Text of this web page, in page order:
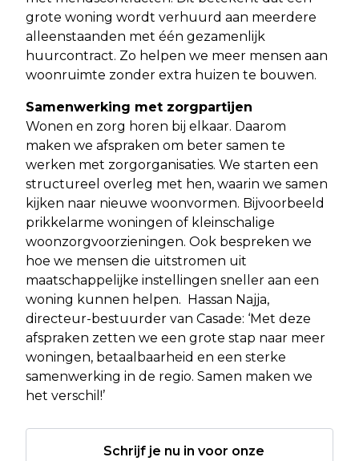
grote woning wordt verhuurd aan meerdere
alleenstaanden met één gezamenlijk
huurcontract. Zo helpen we meer mensen aan
woonruimte zonder extra huizen te bouwen.
Samenwerking met zorgpartijen
Wonen en zorg horen bij elkaar. Daarom
maken we afspraken om beter samen te
werken met zorgorganisaties. We starten een
structureel overleg met hen, waarin we samen
kijken naar nieuwe woonvormen. Bijvoorbeeld
prikkelarme woningen of kleinschalige
woonzorgvoorzieningen. Ook bespreken we
hoe we mensen die uitstromen uit
maatschappelijke instellingen sneller aan een
woning kunnen helpen. Hassan Najja,
directeur-bestuurder van Casade: ‘Met deze
afspraken zetten we een grote stap naar meer
woningen, betaalbaarheid en een sterke
samenwerking in de regio. Samen maken we
het verschil!’
Schrijf je nu in voor onze